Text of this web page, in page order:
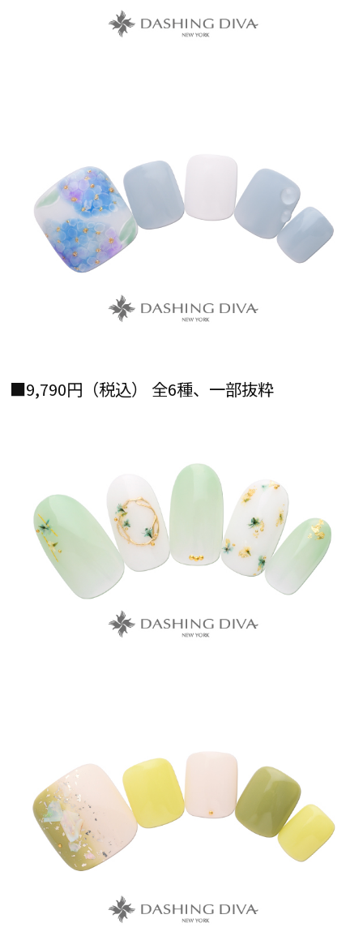
■9,790円（税込） 全6種、一部抜粋